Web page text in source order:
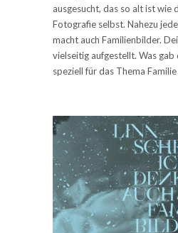
ausgesucht, das so alt ist wie
Fotografie selbst. Nahezu
macht auch Familienbilder.
vielseitig aufgestellt. Was gab
speziell für das Thema